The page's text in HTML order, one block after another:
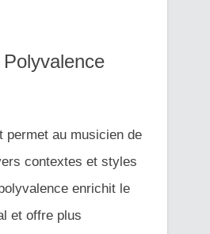
Polyvalence
permet au musicien de
contextes et styles
enrichit le
et offre plus